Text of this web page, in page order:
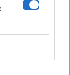
θανάτου;